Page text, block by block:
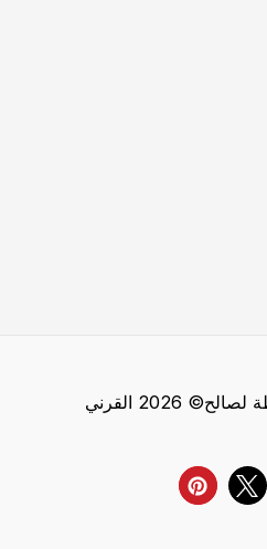
2026 القرني